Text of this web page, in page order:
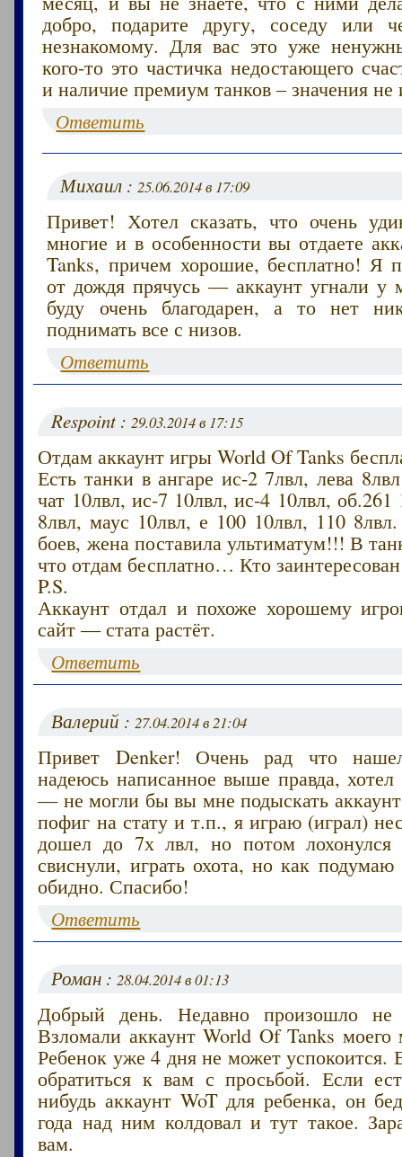
добро, подарите другу, соседу или
незнакомому. Для вас это уже
кого-то это частичка недостающего
и наличие премиум танков – значения не
Ответить
Михаил :25.06.2014 в 17:09
Привет! Хотел сказать, что очень
многие и в особенности вы отдаете
Tanks, причем хорошие, бесплатно! Я
от дождя прячусь — аккаунт угнали у
буду очень благодарен, а то нет
поднимать все с низов.
Ответить
Respoint :29.03.2014 в 17:15
Отдам аккаунт игры World Of Tanks
Есть танки в ангаре ис-2 7лвл, лева
чат 10лвл, ис-7 10лвл, ис-4 10лвл,
8лвл, маус 10лвл, е 100 10лвл, 110
боев, жена поставила ультиматум!!! В
что отдам бесплатно… Кто
P.S.
Аккаунт отдал и похоже хорошему
сайт — стата растёт.
Ответить
Валерий :27.04.2014 в 21:04
Привет Denker! Очень рад что
надеюсь написанное выше правда,
— не могли бы вы мне подыскать
пофиг на стату и т.п., я играю (играл)
дошел до 7х лвл, но потом
свиснули, играть охота, но как подумаю
обидно. Спасибо!
Ответить
Роман :28.04.2014 в 01:13
Добрый день. Недавно произошло не
Взломали аккаунт World Of Tanks
Ребенок уже 4 дня не может успокоится.
обратиться к вам с просьбой. Если
нибудь аккаунт WoT для ребенка, он
года над ним колдовал и тут такое.
вам.